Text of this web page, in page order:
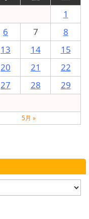
1
6 7
8
13 14
15
20 21
22
27 28
29
5月 »